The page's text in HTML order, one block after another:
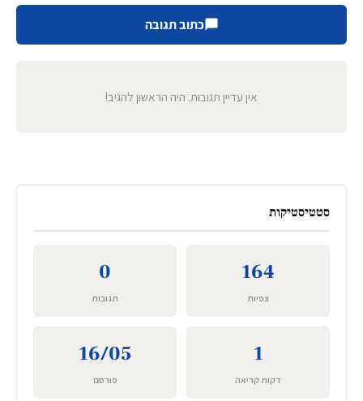
כתוב תגובה
אין עדיין תגובות. היה הראשון להגיב!
סטטיסטיקות
164
צפיות
0
תגובות
1
דקות קריאה
16/05
פורסם